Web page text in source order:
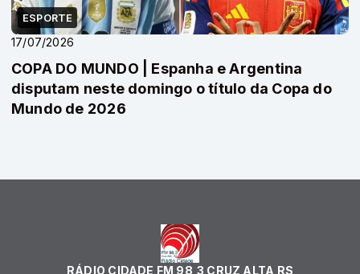
ESPORTE
17/07/2026
COPA DO MUNDO | Espanha e Argentina
disputam neste domingo o título da Copa do
Mundo de 2026
RÁDIO CIDADE FM 98,3 CRUZ ALTA RS